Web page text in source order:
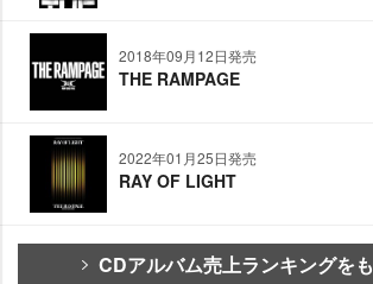
2018年09月12日発売
THE RAMPAGE
2022年01月25日発売
RAY OF LIGHT
CDアルバム売上ランキングを